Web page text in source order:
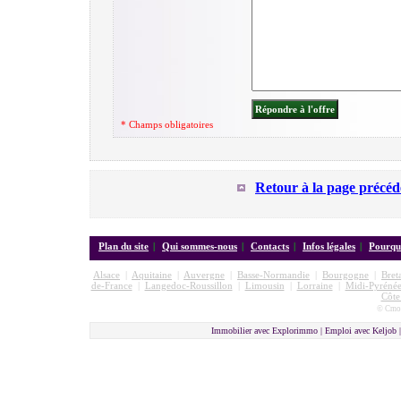
* Champs obligatoires
Retour à la page
Plan du site | Qui sommes-nous | Contacts | Infos légales |
Alsace Aquitaine Auvergne Basse-Normandie Bourgogne
de-France| Langedoc-Roussillon Limousin Lorraine|
Midi-
©
Immobilier avec Explorimmo | Emploi avec Keljob